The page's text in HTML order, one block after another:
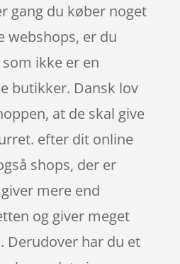
gang du køber noget
webshops, er du
ikke er en
butikker. Dansk lov
at de skal give
efter dit online
shops, der er
mere end
og giver meget
har du et